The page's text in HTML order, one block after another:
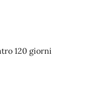
120 giorni